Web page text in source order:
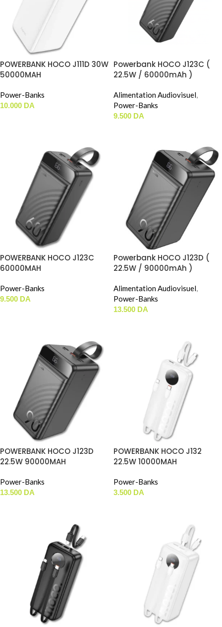
POWERBANK HOCO J111D 30W
50000MAH
Power-Banks
10.000 DA
Powerbank HOCO J123C (
22.5W / 60000mAh )
Alimentation Audiovisuel,
Power-Banks
9.500 DA
POWERBANK HOCO J123C
60000MAH
Power-Banks
9.500 DA
Powerbank HOCO J123D (
22.5W / 90000mAh )
Alimentation Audiovisuel,
Power-Banks
13.500 DA
POWERBANK HOCO J123D
22.5W 90000MAH
Power-Banks
13.500 DA
POWERBANK HOCO J132
22.5W 10000MAH
Power-Banks
3.500 DA